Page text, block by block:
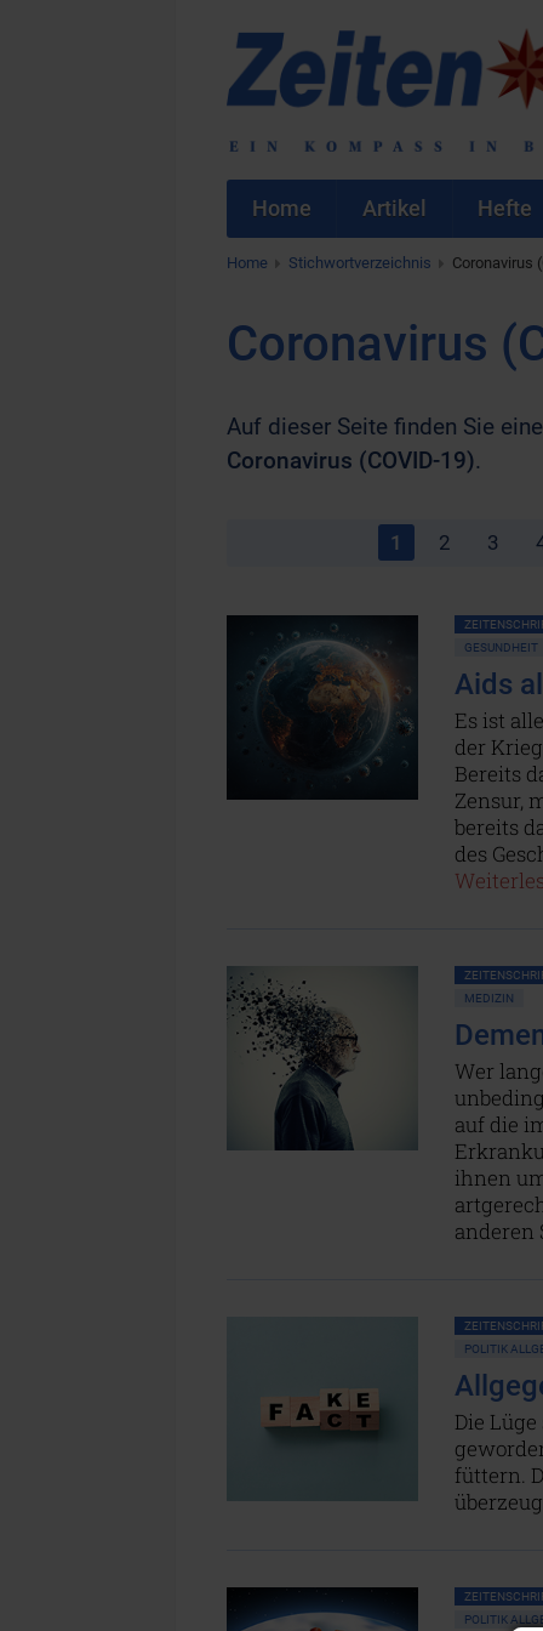
Home Artikel Hefte
Home Stichwortverzeichnis Coronavirus
Coronavirus
Auf dieser Seite finden Sie
Coronavirus (COVID-19).
1 2 3
GESUNDHEIT
Aids
Es ist
der
Bereits
Zensur,
bereits
des
MEDIZIN
Wer
auf die
ihnen
anderen
POLITIK
Die
füttern.
POLITIK